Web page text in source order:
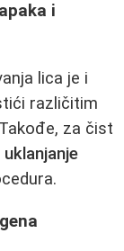
i
lica je i
različitim
za čist
uklanjanje